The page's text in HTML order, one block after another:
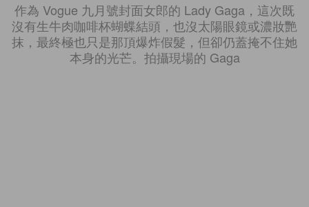
作為 Vogue 九月號封面女郎的 Lady Gaga，這次既
沒有生牛肉咖啡杯蝴蝶結頭，也沒太陽眼鏡或濃妝艷
抹，最終極也只是那頂爆炸假髮，但卻仍蓋掩不住她
本身的光芒。拍攝現場的 Gaga